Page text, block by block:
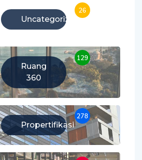
Uncategorized
26
Ruang
360
129
Propertifikasi
278